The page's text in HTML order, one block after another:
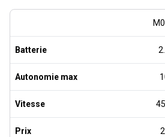
Batterie
Autonomie max
Vitesse
Prix